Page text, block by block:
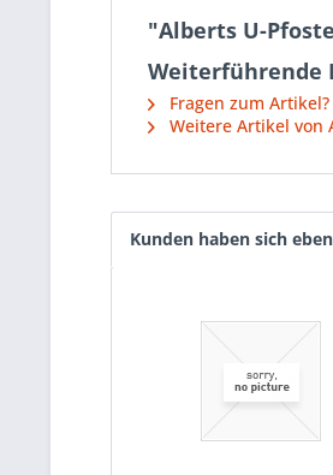
"Alberts U-
Weiterführende
Fragen zum Artikel?
Weitere Artikel von
Kunden haben sich